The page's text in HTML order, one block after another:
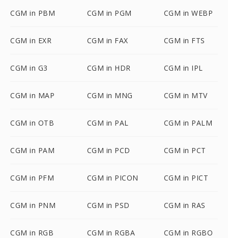
CGM in PBM CGM in PGM CGM in WEBP
CGM in EXR CGM in FAX CGM in FTS
CGM in G3 CGM in HDR CGM in IPL
CGM in MAP CGM in MNG CGM in MTV
CGM in OTB CGM in PAL CGM in PALM
CGM in PAM CGM in PCD CGM in PCT
CGM in PFM CGM in PICON CGM in PICT
CGM in PNM CGM in PSD CGM in RAS
CGM in RGB CGM in RGBA CGM in RGBO